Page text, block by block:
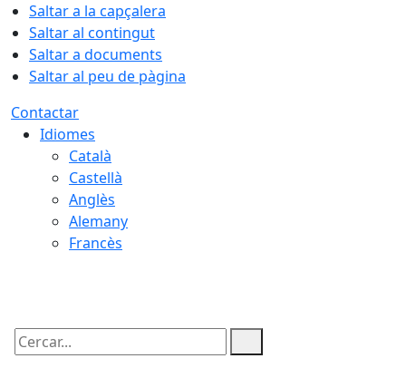
Saltar a la capçalera
Saltar al contingut
Saltar a documents
Saltar al peu de pàgina
Contactar
Idiomes
Català
Castellà
Anglès
Alemany
Francès
Cercar: